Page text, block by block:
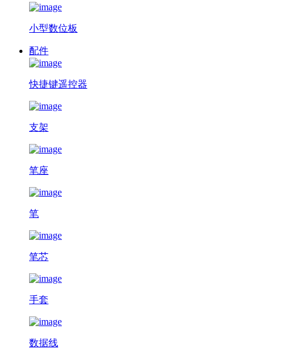
小型数位板
配件
快捷键遥控器
支架
笔座
笔
笔芯
手套
数据线